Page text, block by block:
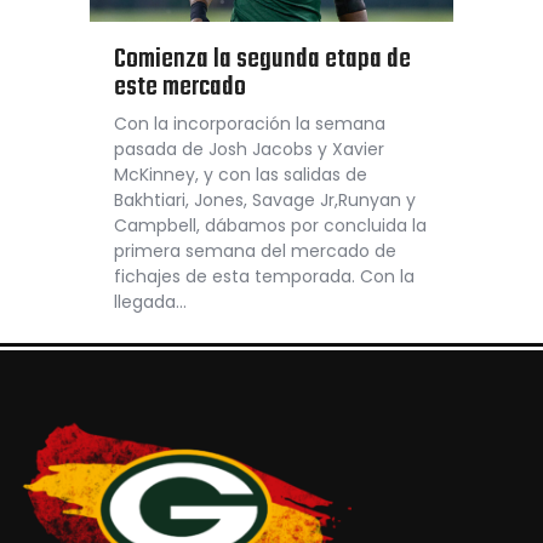
Comienza la segunda etapa de
este mercado
Con la incorporación la semana
pasada de Josh Jacobs y Xavier
McKinney, y con las salidas de
Bakhtiari, Jones, Savage Jr,Runyan y
Campbell, dábamos por concluida la
primera semana del mercado de
fichajes de esta temporada. Con la
llegada…